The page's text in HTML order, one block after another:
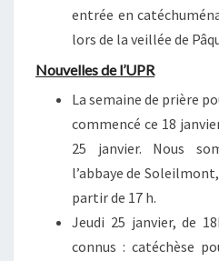
entrée en
lors de la veillée de
Nouvelles de l’UPR
La semaine de prière
commencé ce 18
25 janvier. Nous
l’abbaye de
partir de 17 h.
Jeudi 25 janvier, de
connus : catéchèse